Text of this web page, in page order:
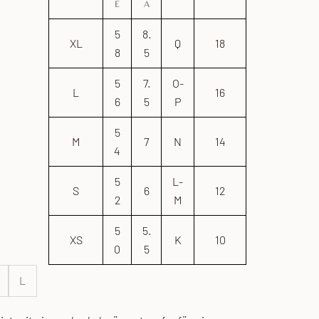
E A
XL
5
8
8.
5
Q 18
L
5
6
7.
5
O-
P
16
M
5
4
7 N 14
S
5
2
6
L-
M
12
XS
5
0
5.
5
K 10
L